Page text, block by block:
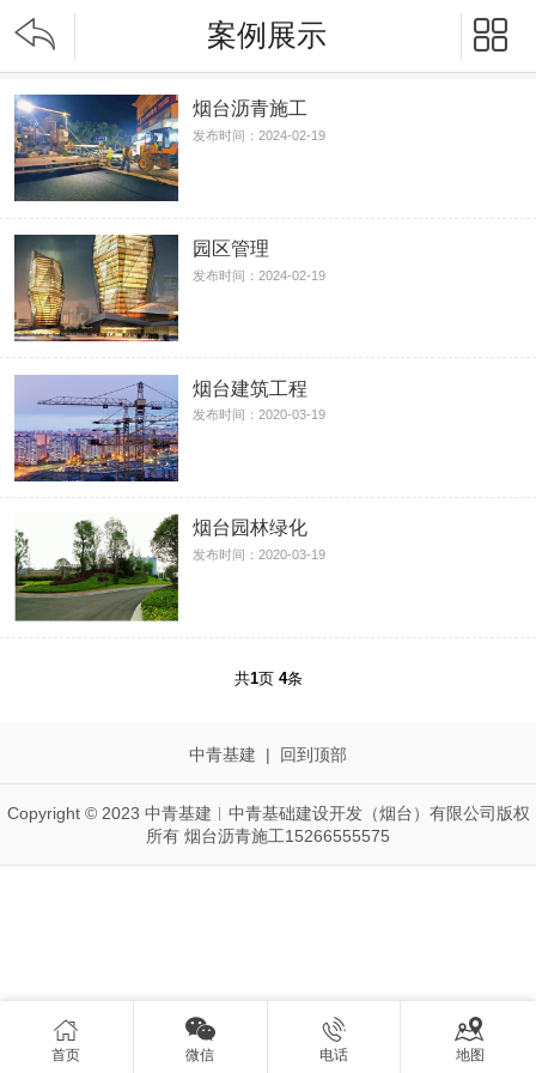
 案例展示 
烟台沥青施工
发布时间：2024-02-19
园区管理
发布时间：2024-02-19
烟台建筑工程
发布时间：2020-03-19
烟台园林绿化
发布时间：2020-03-19
共1页 4条
中青基建 | 回到顶部
Copyright © 2023 中青基建︱中青基础建设开发（烟台）有限公司版权
所有 烟台沥青施工15266555575

首页

微信

电话

地图